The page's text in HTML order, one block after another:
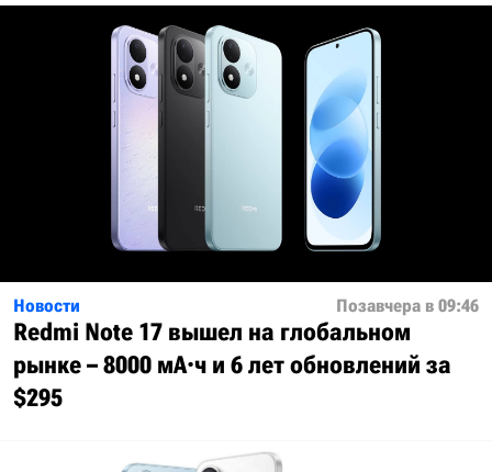
Новости Позавчера в 09:46
Redmi Note 17 вышел на глобальном
рынке – 8000 мА·ч и 6 лет обновлений за
$295